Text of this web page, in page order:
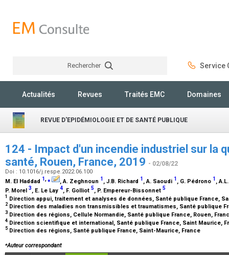
Rechercher Service
Actualités Revues Traités EMC Domaines
REVUE D'EPIDÉMIOLOGIE ET DE SANTÉ PUBLIQUE
124 - Impact d'un incendie industriel sur la
santé, Rouen, France, 2019 - 02/08/22
Doi : 10.1016/j.respe.2022.06.100
M. El Haddad 1,⁎ , A. Zeghnoun 1 , J.B. Richard 1 , A. Saoudi 1 , G. Pédrono 1 ,
P. Morel 3, E. Le Lay 4, F. Golliot 5, P. Empereur-Bissonnet 5
1 Direction appui, traitement et analyses de données, Santé publique France,
2 Direction des maladies non transmissibles et traumatismes, Santé publique
3 Direction des régions, Cellule Normandie, Santé publique France, Rouen,
4 Direction scientifique et international, Santé publique France, Saint Maurice,
5 Direction des régions, Santé publique France, Saint-Maurice, France
⁎Auteur correspondant